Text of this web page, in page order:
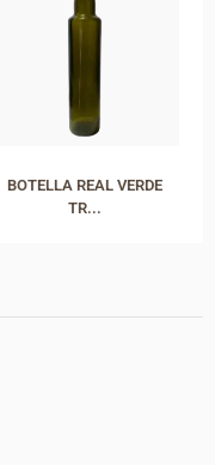
BOTELLA REAL VERDE
TR...